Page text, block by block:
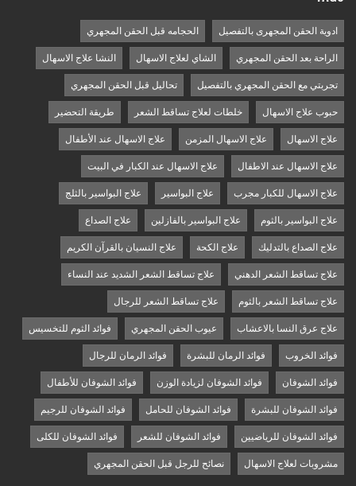
ادوية الحقن المجهرى بالتفصيل الحجامه قبل الحقن المجهري
الراحة بعد الحقن المجهري الشاي لعلاج الاسهال النشا علاج الاسهال
تجربتي مع الحقن المجهري بالتفصيل تحاليل قبل الحقن المجهري
حبوب علاج الاسهال خلطات لعلاج تساقط الشعر طريقة التحضير
علاج الاسهال علاج الاسهال المزمن علاج الاسهال عند الأطفال
علاج الاسهال عند الاطفال علاج الاسهال عند الكبار في البيت
علاج الاسهال للكبار مجرب علاج البواسير علاج البواسير بالثلج
علاج البواسير بالثوم علاج البواسير بالفازلين علاج الصداع
علاج الصداع بالتدليك علاج الكحة علاج النسيان بالقرآن الكريم
علاج تساقط الشعر الدهني علاج تساقط الشعر الشديد عند النساء
علاج تساقط الشعر بالثوم علاج تساقط الشعر للرجال
علاج عرق النسا بالاعشاب عيوب الحقن المجهري فوائد الثوم للتخسيس
فوائد الخروب فوائد الرمان للبشرة فوائد الرمان للرجال
فوائد الشوفان فوائد الشوفان لزيادة الوزن فوائد الشوفان للأطفال
فوائد الشوفان للبشرة فوائد الشوفان للحامل فوائد الشوفان للرجيم
فوائد الشوفان للرياضيين فوائد الشوفان للشعر فوائد الشوفان للكلى
مشروبات لعلاج الاسهال نصائح للرجل قبل الحقن المجهري